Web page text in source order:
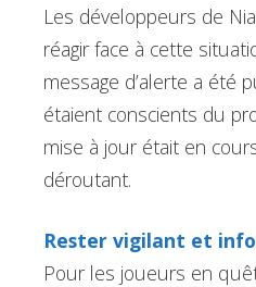
Les développeurs de
réagir face à cette
message d’alerte a été
étaient conscients du
mise à jour était en
déroutant.
Rester vigilant et
Pour les joueurs en